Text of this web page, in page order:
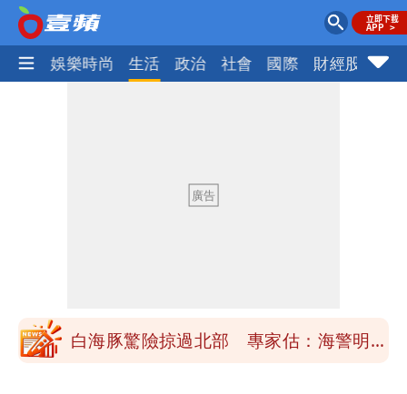
熱門 娛樂時尚 生活 政治 社會 國際 財經股市
「終於能交代」 捐500萬獎學金延續愛
白海豚颱風逼近！鄭明典示警「恐遇黑潮
砸重金再買一整桌卡盒
白海豚驚險掠過北部 專家估：海警明發